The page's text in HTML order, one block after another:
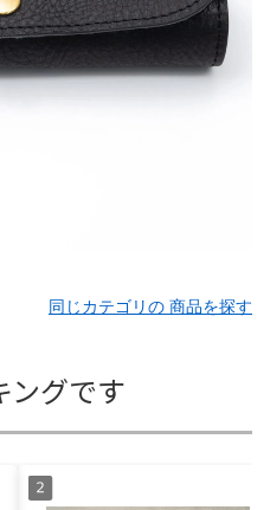
同じカテゴリの 商品を探す
ングです